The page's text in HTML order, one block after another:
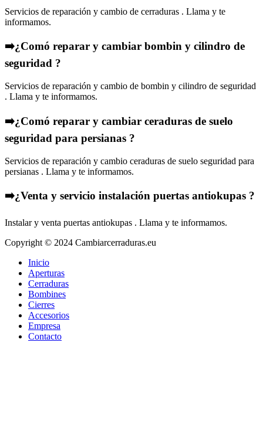
Servicios de reparación y cambio de cerraduras . Llama y te
informamos.
➡️¿Comó reparar y cambiar bombin y cilindro de
seguridad ?
Servicios de reparación y cambio de bombin y cilindro de seguridad
. Llama y te informamos.
➡️¿Comó reparar y cambiar ceraduras de suelo
seguridad para persianas ?
Servicios de reparación y cambio ceraduras de suelo seguridad para
persianas . Llama y te informamos.
➡️¿Venta y servicio instalación puertas antiokupas ?
Instalar y venta puertas antiokupas . Llama y te informamos.
Copyright © 2024 Cambiarcerraduras.eu
Inicio
Aperturas
Cerraduras
Bombines
Cierres
Accesorios
Empresa
Contacto